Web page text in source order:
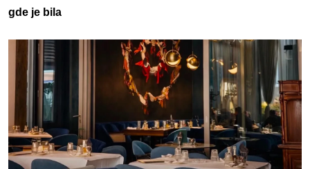
gde je bila